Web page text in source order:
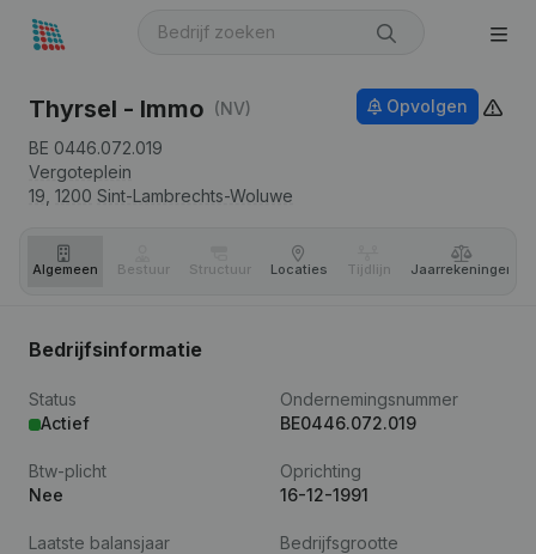
Thyrsel - Immo (NV)
BE 0446.072.019
Vergoteplein
19, 1200 Sint-Lambrechts-Woluwe
Opvolgen
Algemeen Bestuur Structuur Locaties Tijdlijn Jaar­rekeningen
Bedrijfsinformatie
Status
Actief
Ondernemingsnummer
BE0446.072.019
Btw-plicht
Nee
Oprichting
16-12-1991
Laatste balansjaar
Bedrijfsgrootte